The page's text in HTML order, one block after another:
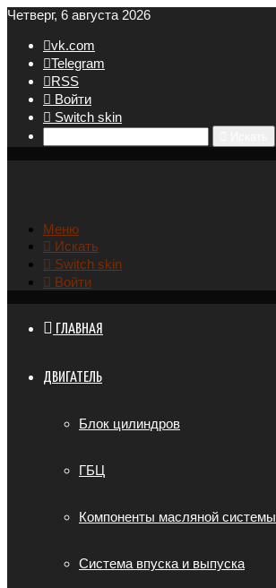
Четверг, 6 августа 2026
vk.com
Telegram
RSS
Войти
Switch skin
Меню
Искать
Switch skin
Войти
ГЛАВНАЯ
ДВИГАТЕЛЬ
Блок цилиндров
ГБЦ
Компоненты масляной системы
Система впуска и выпуска